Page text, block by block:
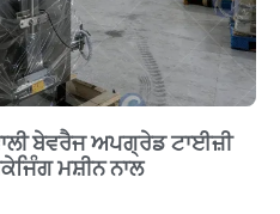
ਬੇਵਰੈਜ ਅਪਗ੍ਰੇਡ ਟਾਈਜ਼ੀ
ਮਸ਼ੀਨ ਨਾਲ